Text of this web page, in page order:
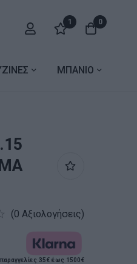
1 0
ΜΠΑΝΙΟ
(0 Αξιολογήσεις)
παραγγελίες 35€ έως 1500€